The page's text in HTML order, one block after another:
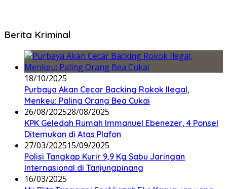
Berita Kriminal
18/10/2025
Purbaya Akan Cecar Backing Rokok Ilegal,
Menkeu: Paling Orang Bea Cukai
26/08/202528/08/2025
KPK Geledah Rumah Immanuel Ebenezer, 4 Ponsel
Ditemukan di Atas Plafon
27/03/202515/09/2025
Polisi Tangkap Kurir 9,9 Kg Sabu Jaringan
Internasional di Tanjungpinang
16/03/2025